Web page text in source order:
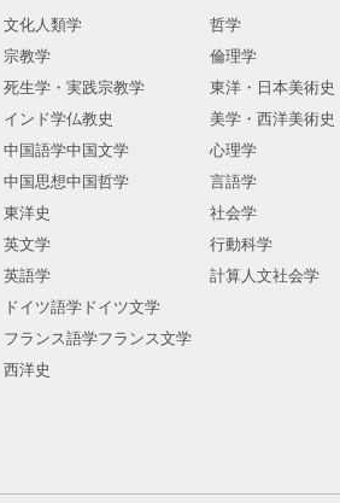
文化人類学
宗教学
死生学・実践宗教学
インド学仏教史
中国語学中国文学
中国思想中国哲学
東洋史
英文学
英語学
ドイツ語学ドイツ文学
フランス語学フランス文学
西洋史
哲学
倫理学
東洋・日本美術史
美学・西洋美術史
心理学
言語学
社会学
行動科学
計算人文社会学